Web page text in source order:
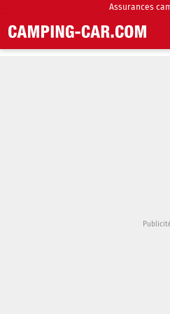
Assurances